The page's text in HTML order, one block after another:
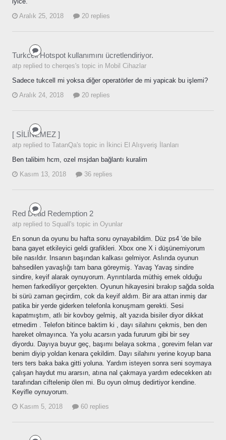
Aralık 25, 2018
20 replies
Turkcell Hotspot kullanımını ücretlendiriyor.
atp replied to cherqes's topic in Mobil Cihazlar
Sadece tukcell mi yoksa diğer operatörler de mi yapicak bu işlemi?
Aralık 24, 2018
20 replies
[ SİLİNEMEZ ]
atp replied to TatanQa's topic in İkinci El Alışveriş İlanları
Ben talibim hcm, ozel msjdan bağlantı kuralim
Kasım 13, 2018
36 replies
Red Dead Redemption 2
atp replied to Squall's topic in Oyunlar
En sonun da oyunu bu hafta sonu oynayabildim. Düz ps4 'de bile
bana gayet etkileyici geldi grafikleri. Xbox one X i düşünemiyorum
bile nasıldır. Insanın başından kalkası gelmiyor. Aslında oyunun
bahsedilen yavaşlığı tam bana göreymiş. Yavaş Yavaş sindire
sindire, keyif alarak oynuyorum. Ayrıntılarda müthiş emek olduğu
hemen farkediliyor gerçekten. Oyunun hikayesini bırakıp sağda solda
bi sürü zaman geçirdim, cok da keyif aldım. Bir ara attan inmiş dar
patika bir yerde giderken telefonla konuşmam gerekti. Sesi
kapatmıştım, atlı bir kovboy gelmiş, alt yazıda bisiler diyor dikkat
etmedim . Telefon bitince baktim ki , dayı silahını çekmis, ben den
hareket olmayınca. Ya yolu acarsın yada fururum gibi bir sey
diyordu. Dayıya buyur geç, başımı belaya sokma , gorevim felan var
benim diyip yoldan kenara çekildim. Dayı silahını yerine koyup bana
ters ters baka baka gitti yoluna. Yardım isteyen sonra seni soymaya
çalışan haydut mu ararsın, atına nal çakmaya yardım edecekken atı
tarafından ciftelenip ölen mi. Bu oyun olmuş dedirtiyor kendine.
Keyifle oynuyorum.
Kasım 5, 2018
60 replies